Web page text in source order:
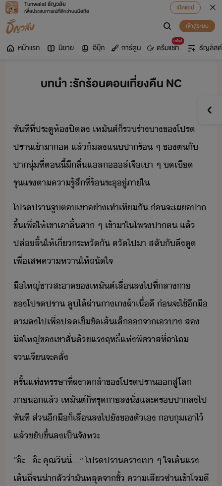
Tunwalai ธัญวลัย
เพื่อประสบการณ์ที่ดีกว่าบนมือถือ
เปิดแอป
เข้าสู่ระบบ
หน้าแรก นิยาย อีบุ๊ก การ์ตูน
มาใหม่
ดรีมแชท ธัญลิสต์
บทนำ :รักร้อนตอนเที่ยงคืน NC
ทัทีที่​ประตู​ห้​ปิ​ล​ ​เหัต์​็​ร​ร่า​า​ขโปร​
ปรา​เข้าา​​ ​แล้​้ล​แ​ปา​ร้​ ​ๆ​ ​ข​ต​ั​
ปา​ุ่​ที่​ตี้​ีลิ่​แลฮล์​เจื​เา​ ​ๆ​ ​​เี​
รุแร​ตา​คารู้สึ​ที่​ร้ระุ​ู่​ภาใ
โปรปรา​จู​ต​เขา​่า​เท่าเทีั​ ​่​จะ​เผ​ปา​
ขึ้​เพื่ให้​เขา​เา​ลิ้​สา​ ​ๆ​ ​เข้าา​ใ​โพร​ปา​ต​ ​แล้​
ปล่​ลิ้​ให้​เี่​ระหั​ั​ ​ตั​ไปา​ ​สลั​ั​ึู​
เพื่​เสพ​คาหา​ให้​ถัใจ
ื​ใหญ่​ขาสะา​ข​เหัต์​เลื่​ล​ไป​ที่​ลา​า​
ขโปร​ปรา​ ​ลูไล้​ผ่า​าเ​ผ้า​เื้​ี​ ​่​จะ​ใช้​ี​ื​
ตา​ล​ไป​เพื่​ปล​เข็ขั​เส้​เล็​จา​เา​ ​ส​
ื​ใหญ่​ข​เขา​สั่​้​แรฤทธิ์​แห่​พิศาส​ที่​ถาโถ​
จเจีจะ​คลั่
ครั้​แท่​หรรษา​ที่​ผา​ล้า​ขโปร​ปรา​​สู่​โล​
ภา​แล้​ ​เหัต์​็​ทรุ​า​ลั่​และ​คร​ปา​ล​ไป​
ทัที​ ​ส่​ี​ื​็​เลื่​ล​ไป​ั​ข​ตัเ​ ​​ุ​เาไ้​ ​
แล้​ขั​ขึ้​ล​เป็จัหะ
“​๊ะ​...​๊ะ​ ​คุณ​ิ​ี่​...​”​ ​โปรปรา​ครา​เา​ ​ๆ​ ​ใจเต้​แร​
เต้​ถี่​จ​่าลั​่า​ั​หลุ​จา​ขั้​ ​คา​เสีซ่า​เข้า​โจตี​